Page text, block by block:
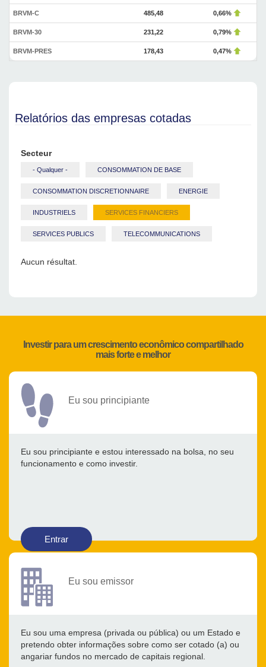
BRVM-C 485,48 0,66%
BRVM-30 231,22 0,79%
BRVM-PRES 178,43 0,47%
Relatórios das empresas cotadas
Secteur
- Qualquer - CONSOMMATION DE BASE
CONSOMMATION DISCRETIONNAIRE ENERGIE
INDUSTRIELS SERVICES FINANCIERS
SERVICES PUBLICS TELECOMMUNICATIONS
Aucun résultat.
Investir para um crescimento econômico compartilhado
mais forte e melhor
Eu sou principiante
Eu sou principiante e estou interessado na bolsa, no seu
funcionamento e como investir.
Entrar
Eu sou emissor
Eu sou uma empresa (privada ou pública) ou um Estado e
pretendo obter informações sobre como ser cotado (a) ou
angariar fundos no mercado de capitais regional.